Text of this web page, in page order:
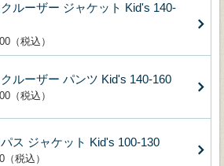
ルーザー ジャケット Kid's 140-
（税込）
ルーザー パンツ Kid's 140-160
（税込）
ス ジャケット Kid's 100-130
税込）